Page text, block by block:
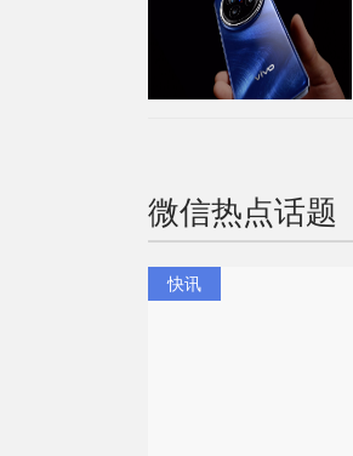
微信热点话题
快讯